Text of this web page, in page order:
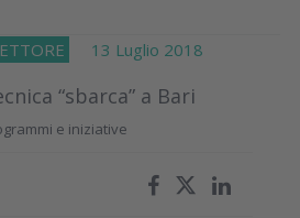
13 Luglio 2018
“sbarca” a Bari
e iniziative